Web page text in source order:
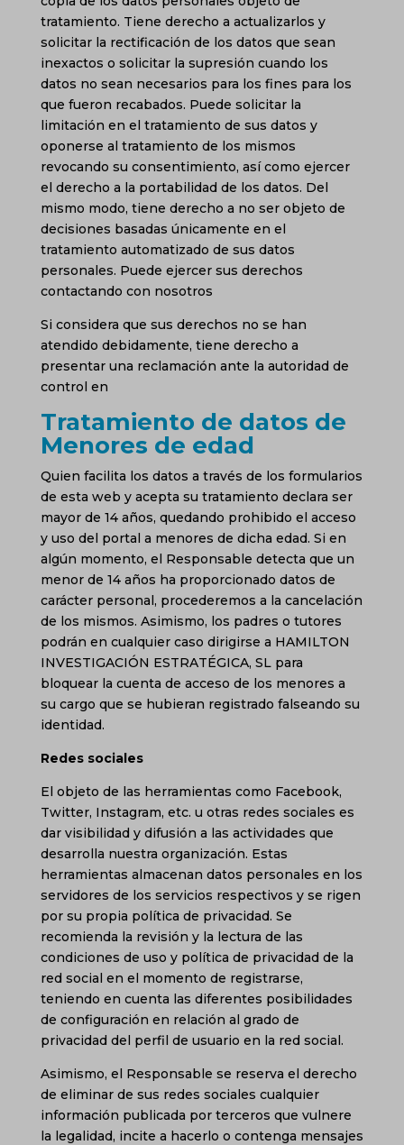
tratamiento. Tiene derecho a actualizarlos y
solicitar la rectificación de los datos que sean
inexactos o solicitar la supresión cuando los
datos no sean necesarios para los fines para los
que fueron recabados. Puede solicitar la
limitación en el tratamiento de sus datos y
oponerse al tratamiento de los mismos
revocando su consentimiento, así como ejercer
el derecho a la portabilidad de los datos. Del
mismo modo, tiene derecho a no ser objeto de
decisiones basadas únicamente en el
tratamiento automatizado de sus datos
personales. Puede ejercer sus derechos
contactando con nosotros
Si considera que sus derechos no se han
atendido debidamente, tiene derecho a
presentar una reclamación ante la autoridad de
control en
Tratamiento de datos de
Menores de edad
Quien facilita los datos a través de los formularios
de esta web y acepta su tratamiento declara ser
mayor de 14 años, quedando prohibido el acceso
y uso del portal a menores de dicha edad. Si en
algún momento, el Responsable detecta que un
menor de 14 años ha proporcionado datos de
carácter personal, procederemos a la cancelación
de los mismos. Asimismo, los padres o tutores
podrán en cualquier caso dirigirse a HAMILTON
INVESTIGACIÓN ESTRATÉGICA, SL para
bloquear la cuenta de acceso de los menores a
su cargo que se hubieran registrado falseando su
identidad.
Redes sociales
El objeto de las herramientas como Facebook,
Twitter, Instagram, etc. u otras redes sociales es
dar visibilidad y difusión a las actividades que
desarrolla nuestra organización. Estas
herramientas almacenan datos personales en los
servidores de los servicios respectivos y se rigen
por su propia política de privacidad. Se
recomienda la revisión y la lectura de las
condiciones de uso y política de privacidad de la
red social en el momento de registrarse,
teniendo en cuenta las diferentes posibilidades
de configuración en relación al grado de
privacidad del perfil de usuario en la red social.
Asimismo, el Responsable se reserva el derecho
de eliminar de sus redes sociales cualquier
información publicada por terceros que vulnere
la legalidad, incite a hacerlo o contenga mensajes